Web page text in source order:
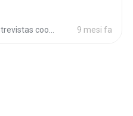
cooperativistas 9 mesi fa